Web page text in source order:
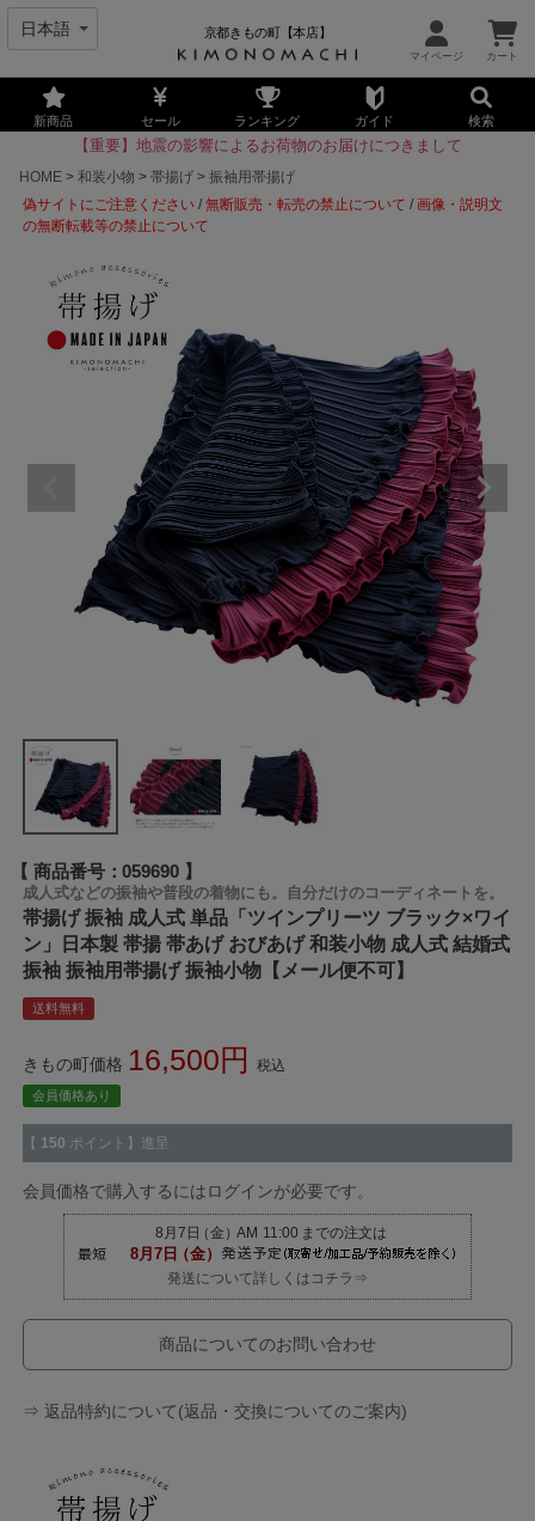
京都きもの町【本店】
新商品 セール ランキング ガイド 検索
【重要】地震の影響によるお荷物のお届けにつきまして
HOME
和装小物 帯揚げ
振袖用帯揚げ
偽サイトにご注意ください /無断販売・転売の禁止について /画像・説明文
の無断転載等の禁止について
商品番号 059690
成人式などの振袖や普段の着物にも。自分だけのコーディネートを。
帯揚げ 振袖 成人式 単品「ツインプリーツ ブラック×ワイ
ン」日本製 帯揚 帯あげ おびあげ 和装小物 成人式 結婚式
振袖 振袖用帯揚げ 振袖小物【メール便不可】
送料無料
きもの町価格 16,500 税込
会員価格あり
【 150 ポイント】進呈
会員価格で購入するにはログインが必要です。
発送について詳しくはコチラ⇒
商品についてのお問い合わせ
⇒ 返品特約について(返品・交換についてのご案内)